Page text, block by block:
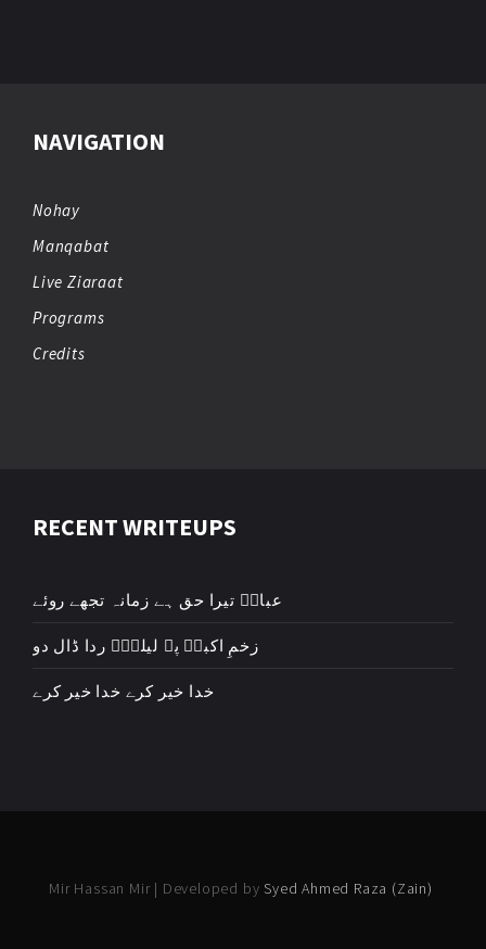
NAVIGATION
Nohay
Manqabat
Live Ziaraat
Programs
Credits
RECENT WRITEUPS
عباسؑ تیرا حق ہے زمانہ تجھے روئے
زخمِ اکبرؑ پہ لیلیٰؑ ردا ڈال دو
خدا خیر کرے خدا خیر کرے
Mir Hassan Mir | Developed by Syed Ahmed Raza (Zain)